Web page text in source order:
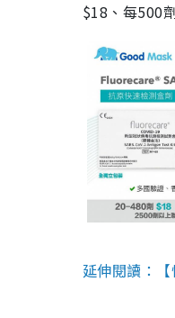
$18、每500
延伸閱讀：